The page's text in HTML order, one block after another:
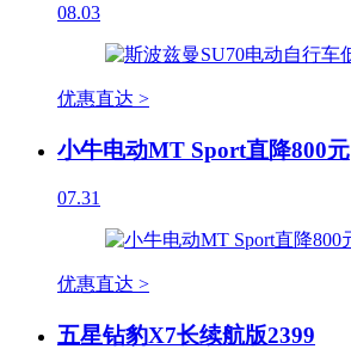
08.03
优惠直达 >
小牛电动MT Sport直降800元
07.31
优惠直达 >
五星钻豹X7长续航版2399